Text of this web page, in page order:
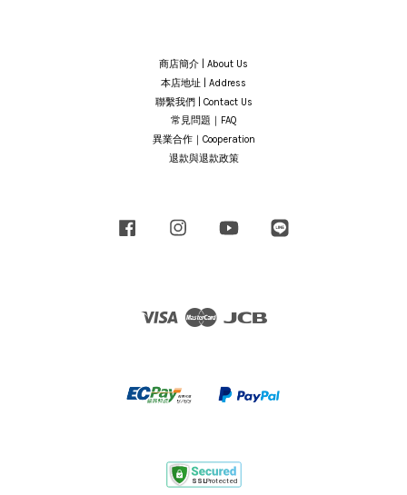
商店簡介 | About Us
本店地址 | Address
聯繫我們 | Contact Us
常見問題｜FAQ
異業合作｜Cooperation
退款與退款政策
Facebook Instagram YouTube
Visa Master